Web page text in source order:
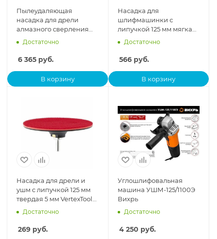
Пылеудаляющая
насадка для дрели
алмазного сверления
vertextools М16-М22 20-
16-22
Достаточно
6 365 руб.
В корзину
Насадка для
шлифмашинки с
липучкой 125 мм мягкая
VertexTools 0080
Достаточно
566руб.
В корзину
Насадка для дрели и
ушм с липучкой 125 мм
твердая 5 мм VertexTools
0077
Достаточно
269 руб.
Углошлифовальная
машина УШМ-125/1100Э
Вихрь
Достаточно
4 250 руб.